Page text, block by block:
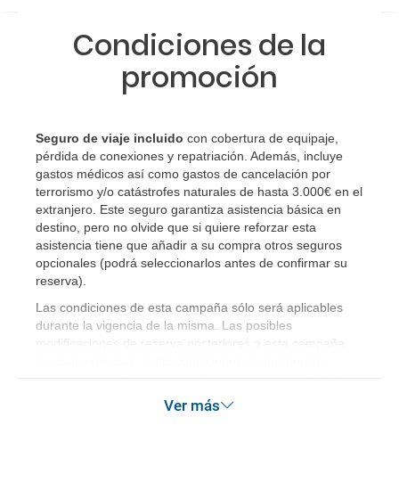
sabré si se confirma el viaje?
¿Cómo sé si hay plazas disponibles en el viaje que
quiero al hacer mi solicitud de reserva?
Si tengo los traslados incluidos, ¿dónde debo
dirigirme?
¿Incluye algún seguro de viaje mi reserva?
¿Cuáles son las condiciones generales en las
reservas de viajes?
¿Cuáles son los impuestos de entrada y salida del
país si viajo a América?
al hotel o viceversa no ha aparecido?
Condiciones de la
promoción
Seguro de viaje incluido con cobertura de equipaje,
pérdida de conexiones y repatriación. Además, incluye
gastos médicos así como gastos de cancelación por
terrorismo y/o catástrofes naturales de hasta 3.000€ en el
extranjero. Este seguro garantiza asistencia básica en
destino, pero no olvide que si quiere reforzar esta
asistencia tiene que añadir a su compra otros seguros
opcionales (podrá seleccionarlos antes de confirmar su
reserva)
Las condiciones de esta campaña sólo será aplicables
durante la vigencia de la misma. Las posibles
modificaciones de reserva posteriores a esta campaña
Ver más